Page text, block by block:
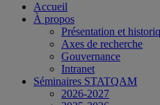
Accueil
À propos
Présentation et
Axes de recherche
Gouvernance
Intranet
Séminaires STATQAM
2026-2027